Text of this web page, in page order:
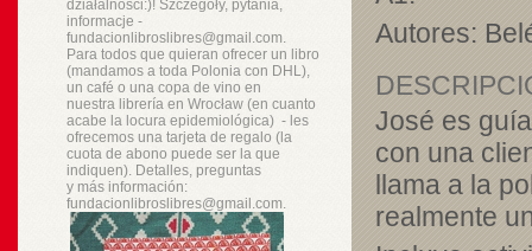
działalności:)! Szczegóły, pytania,
informacje -
fundacionlibroslibres@gmail.com.
Para todos que quieran ofrecer un libro
(mandamos a toda Polonia con DHL),
un café o una copa de vino en
nuestra libreríaen Wrocław (en cuanto
acabe la locura epidemiológica) - les
ofrecemos una tarjeta de regalo (la
cuota de abono puede ser la que
indiquen). Detalles, preguntas
y másinformación:
fundacionlibroslibres@gmail.com.
Autores:
José es
con una
llama a la
realmente